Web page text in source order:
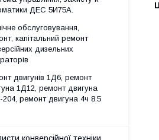
ДЕС 5И75А.
обслуговування,
капітальний ремонт
дизельних
двигунів 1Д6, ремонт
1Д12, ремонт двигуна
ремонт двигуна 4ч 8.5